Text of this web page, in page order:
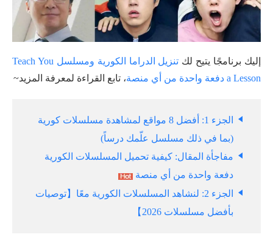
إليك برنامجًا يتيح لك
تنزيل الدراما الكورية ومسلسل Teach You
a Lesson دفعة واحدة من أي منصة
، تابع القراءة لمعرفة المزيد~
الجزء 1: أفضل 8 مواقع لمشاهدة مسلسلات كورية
(بما في ذلك مسلسل علّمك درساً)
مفاجأة المقال: كيفية تحميل المسلسلات الكورية
دفعة واحدة من أي منصة
الجزء 2: لنشاهد المسلسلات الكورية معًا【توصيات
بأفضل مسلسلات 2026】